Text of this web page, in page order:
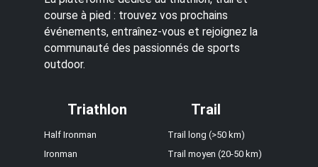
course à pied : trouvez vos prochains
événements, entraînez-vous et rejoignez la
communauté des passionnés de sports
outdoor.
Triathlon
Half Ironman
Ironman
Trail
Trail long (>50 km)
Trail moyen (20-50 km)